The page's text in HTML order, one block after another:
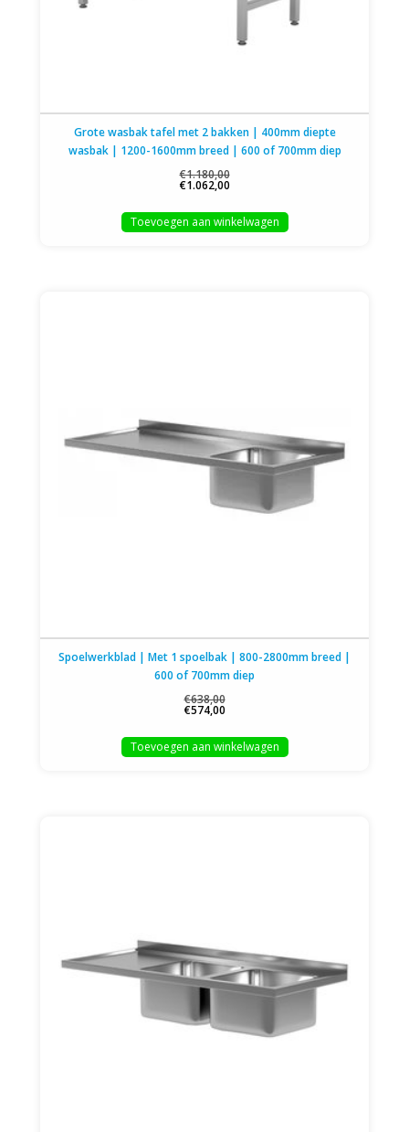
Grote wasbak tafel met 2 bakken | 400mm diepte
wasbak | 1200-1600mm breed | 600 of 700mm diep
€1.180,00
€1.062,00
Toevoegen aan winkelwagen
Spoelwerkblad | Met 1 spoelbak | 800-2800mm breed |
600 of 700mm diep
€638,00
€574,00
Toevoegen aan winkelwagen